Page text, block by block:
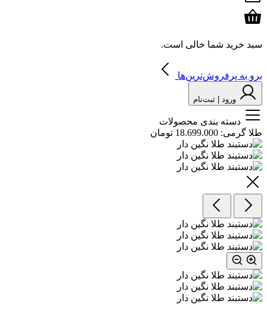
سبد خرید شما خالی است.
برو به پرفروش‌ترین‌ها
ورود | ثبت‌نام
دسته بندی محصولات
طلا گرمی: 18.699.000 تومان